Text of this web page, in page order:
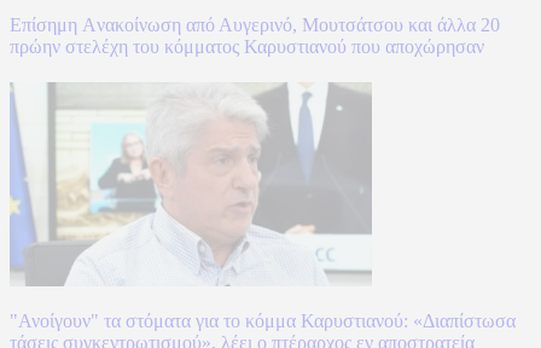
Επίσημη Aνακοίνωση από Αυγερινό, Μουτσάτσου και άλλα 20
πρώην στελέχη του κόμματος Καρυστιανού που αποχώρησαν
"Ανοίγουν" τα στόματα για το κόμμα Καρυστιανού: «Διαπίστωσα
τάσεις συγκεντρωτισμού», λέει ο πτέραρχος εν αποστρατεία